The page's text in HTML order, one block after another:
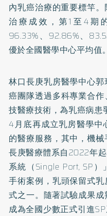
內乳癌治療的重要標竿
治療成效，第1至4期
96.33%、92.86%、
優於全國醫學中心平均值。
林口長庚乳房醫學中心
癌團隊透過多科專業合
技醫療技術，為乳癌病
4月底再成立乳房醫學中
的醫療服務，其中，機械
長庚醫療體系自2022年
系統（Single Port, SP
手術案例，乳頭保留式
式之一。隨著試驗成果
成為全國少數正式引進